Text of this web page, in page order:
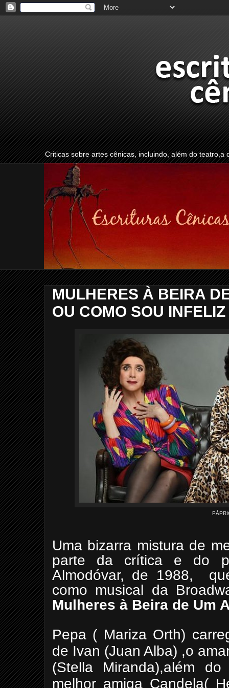
Criticas sobre artes cênicas, incluindo, além do
MULHERES À BEIRA
OU COMO SOU INFELIZ
Uma bizarra mistura de
parte da crítica e do
Almodóvar, de 1988,
como musical da
Mulheres à Beira de Um
Pepa ( Mariza Orth)
de Ivan (Juan Alba) ,o
(Stella Miranda),além
melhor amiga Candela(